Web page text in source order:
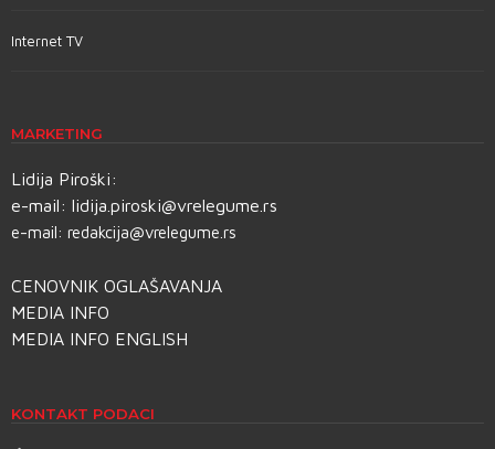
Internet TV
MARKETING
Lidija Piroški:
e-mail: lidija.piroski@vrelegume.rs
e-mail: redakcija@vrelegume.rs
CENOVNIK OGLAŠAVANJA
MEDIA INFO
MEDIA INFO ENGLISH
KONTAKT PODACI